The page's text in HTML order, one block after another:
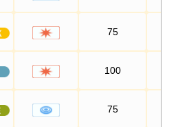
75
100
75